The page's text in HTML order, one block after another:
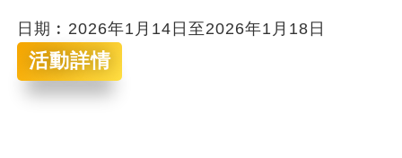
日期︰2026年1月14日至2026年1月18日
活動詳情